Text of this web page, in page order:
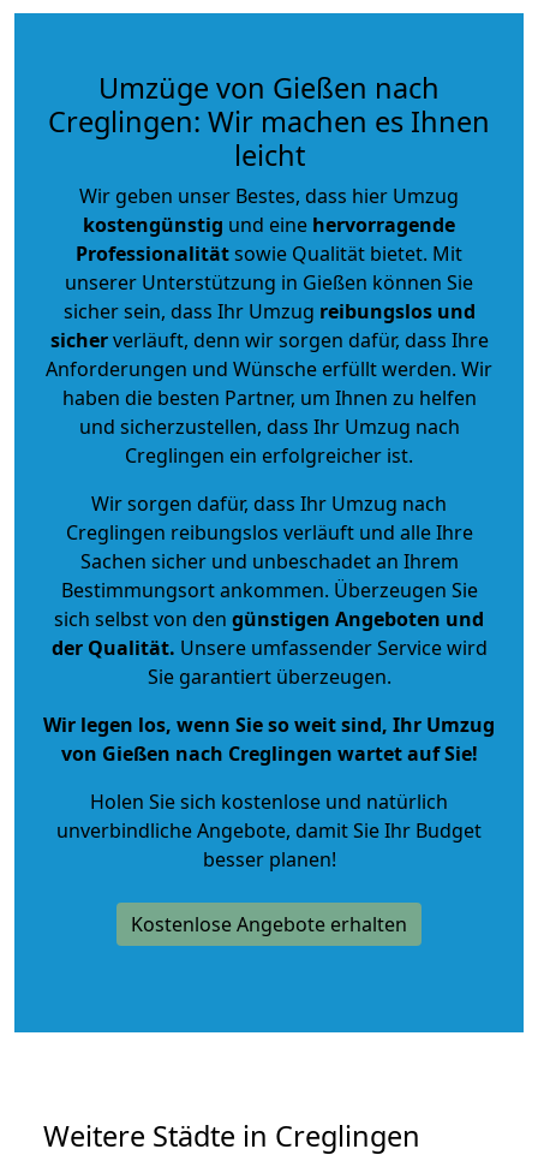
Umzüge von Gießen nach
Creglingen: Wir machen es Ihnen
leicht
Wir geben unser Bestes, dass hier Umzug
kostengünstig und eine hervorragende
Professionalitätsowie Qualität bietet. Mit
unserer Unterstützung in Gießen können Sie
sicher sein, dass Ihr Umzug reibungslos und
sicherverläuft, denn wir sorgen dafür, dass Ihre
Anforderungen und Wünsche erfüllt werden. Wir
haben die besten Partner, um Ihnen zu helfen
und sicherzustellen, dass Ihr Umzug nach
Creglingen ein erfolgreicher ist.
Wir sorgen dafür, dass Ihr Umzug nach
Creglingen reibungslos verläuft und alle Ihre
Sachen sicher und unbeschadet an Ihrem
Bestimmungsort ankommen. Überzeugen Sie
sich selbst von den günstigen Angeboten und
der Qualität. Unsere umfassender Service wird
Sie garantiert überzeugen.
Wir legen los, wenn Sie so weit sind, Ihr Umzug
von Gießen nach Creglingen wartet auf Sie!
Holen Sie sich kostenlose und natürlich
unverbindliche Angebote, damit Sie Ihr Budget
besser planen!
Kostenlose Angebote erhalten
Weitere Städte in Creglingen